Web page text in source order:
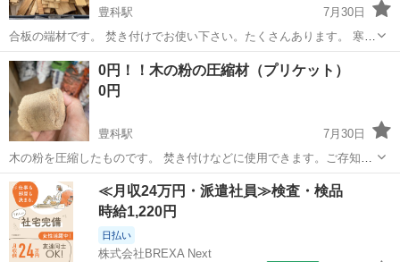
豊科駅
7月30日
合板の端材です。 焚き付けでお使い下さい。たくさんあります。 寒く
なってくると在庫が少なくなるため、保存場所に余裕のある方は、こ
の時期からストックして頂くことをお勧めします！
長野 安曇野市 豊科駅 その他 合板
0円！！木の粉の圧縮材（プリケット）
0円
豊科駅
7月30日
木の粉を圧縮したものです。 焚き付けなどに使用できます。ご存知な
い方は、プリケットでインターネット検索してみてください。 寒くな
ってくると在庫が少なくなるため、保存場所に余裕のある方は、この
時期からストックして頂くことをお勧...
長野 安曇野市 豊科駅 その他 場所
≪月収24万円・派遣社員≫検査・検品
時給1,220円
日払い
株式会社BREXA Next